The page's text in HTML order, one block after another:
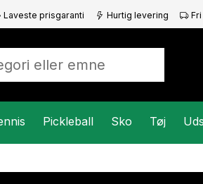
Laveste prisgaranti Hurtig levering
Pickleball Sko Tøj